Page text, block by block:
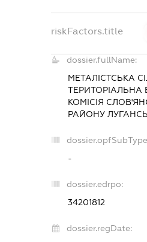
riskFactors.title
dossier.fullName:
МЕТАЛІСТСЬКА
ТЕРИТОРІАЛЬНА
КОМІСІЯ
РАЙОНУ
-
dossier.edrpo:
34201812
dossier.regDate: